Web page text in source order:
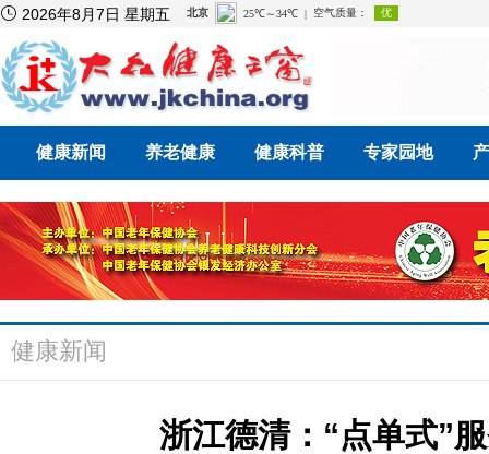
 2026年8月7日 星期五
健康新闻 养老健康 健康科普 专家园地
健康新闻
浙江德清：“点单式”